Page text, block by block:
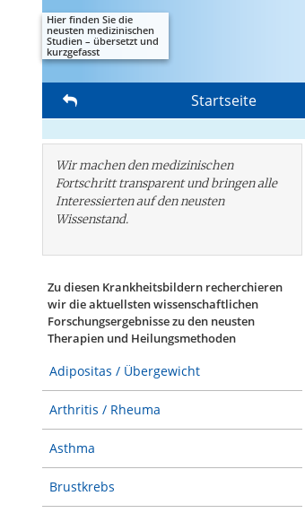
Hier finden Sie die
neusten medizinischen
Studien – übersetzt und
kurzgefasst
Startseite
Wir machen den medizinischen
Fortschritt transparent und bringen alle
Interessierten auf den neusten
Wissenstand.
Zu diesen Krankheitsbildern recherchieren
wir die aktuellsten wissenschaftlichen
Forschungs­ergebnisse zu den neusten
Therapien und Heilungsmethoden
Adipositas / Übergewicht
Arthritis / Rheuma
Asthma
Brustkrebs